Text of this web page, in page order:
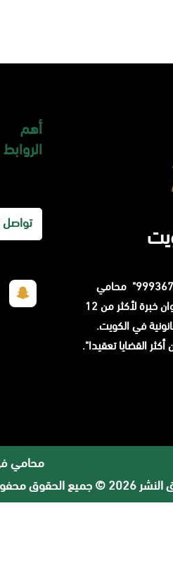
الكويت "99936799" محامي
خبرة لأكثر من 12
في الكويت.
من أكثر القضايا تعقيدا".
أهم
الروابط
تواصل
على
محامي
© جميع الحقوق محفوظة